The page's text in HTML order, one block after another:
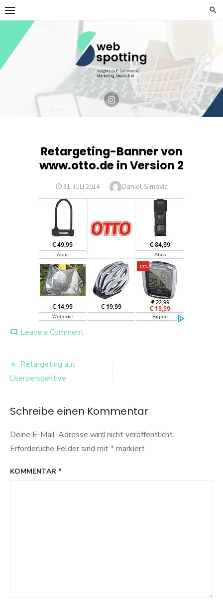
Skip
to
content
Retargeting-Banner von
www.otto.de in Version 2
POSTED
31. JULI 2014 Author
Daniel Simovic
comment Leave a Commenton
Beitrags-
Navigation
Retargeting aus
Userperspektive
Schreibe einen Kommentar
Deine E-Mail-Adresse wird nicht veröffentlicht.
Erforderliche Felder sind mit*markiert
KOMMENTAR *